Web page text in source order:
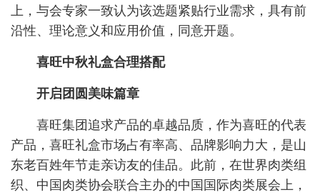
上，与会专家一致认为该选题紧贴行业需求，具有前
沿性、理论意义和应用价值，同意开题。
喜旺中秋礼盒合理搭配
开启团圆美味篇章
喜旺集团追求产品的卓越品质，作为喜旺的代表
产品，喜旺礼盒市场占有率高、品牌影响力大，是山
东老百姓年节走亲访友的佳品。此前，在世界肉类组
织、中国肉类协会联合主办的中国国际肉类展会上，